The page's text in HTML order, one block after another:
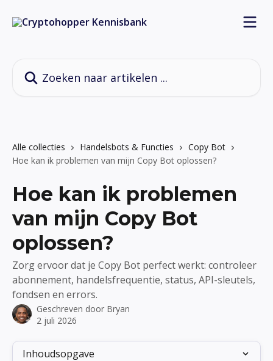
Alle collecties Handelsbots & Functies
Copy Bot
Hoe kan ik problemen van mijn Copy Bot oplossen?
Hoe kan ik problemen
van mijn Copy Bot
oplossen?
Zorg ervoor dat je Copy Bot perfect werkt: controleer
abonnement, handelsfrequentie, status, API-sleutels,
fondsen en errors.
Geschreven door Bryan
2 juli 2026
Inhoudsopgave